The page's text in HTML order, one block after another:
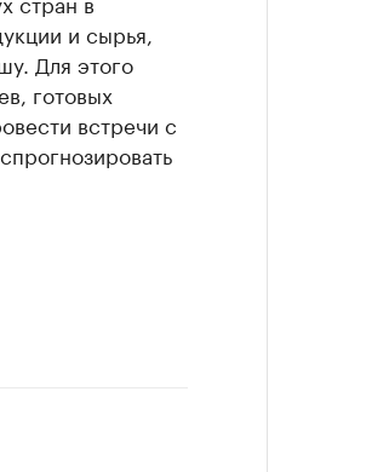
и сырья,
Для этого
готовых
встречи с